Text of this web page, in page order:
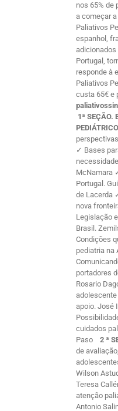
nos 65% de
a começar
Paliativos
espanhol,
Portugal,
responde à
Paliativos
custa 65€ e
1ª SEÇÃO.
✓ Bases
McNamara
Portugal.
de Lacerda
nova
Legislação
Brasil.
Condições
pediatria na
portadores
Rosario
apoio. José
cuidados
Paso
2 ª
de
Wilson
Teresa
atenção
Antonio